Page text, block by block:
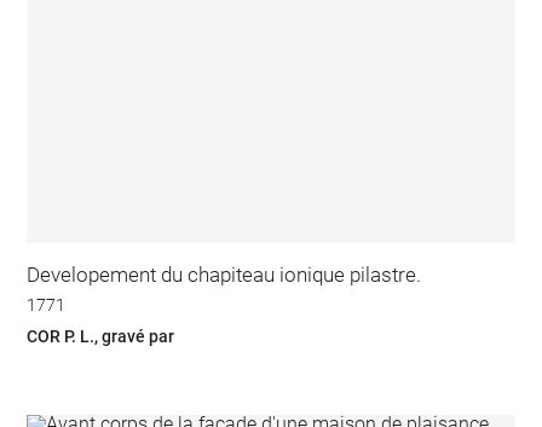
Developement du chapiteau ionique pilastre.
1771
COR P. L., gravé par